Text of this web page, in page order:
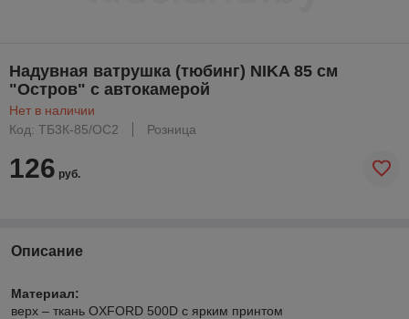
Надувная ватрушка (тюбинг) NIKA 85 см
"Остров" с автокамерой
Нет в наличии
Код: ТБ3К-85/ОС2
Розница
126 руб.
Описание
Материал:
верх – ткань OXFORD 500D с ярким принтом